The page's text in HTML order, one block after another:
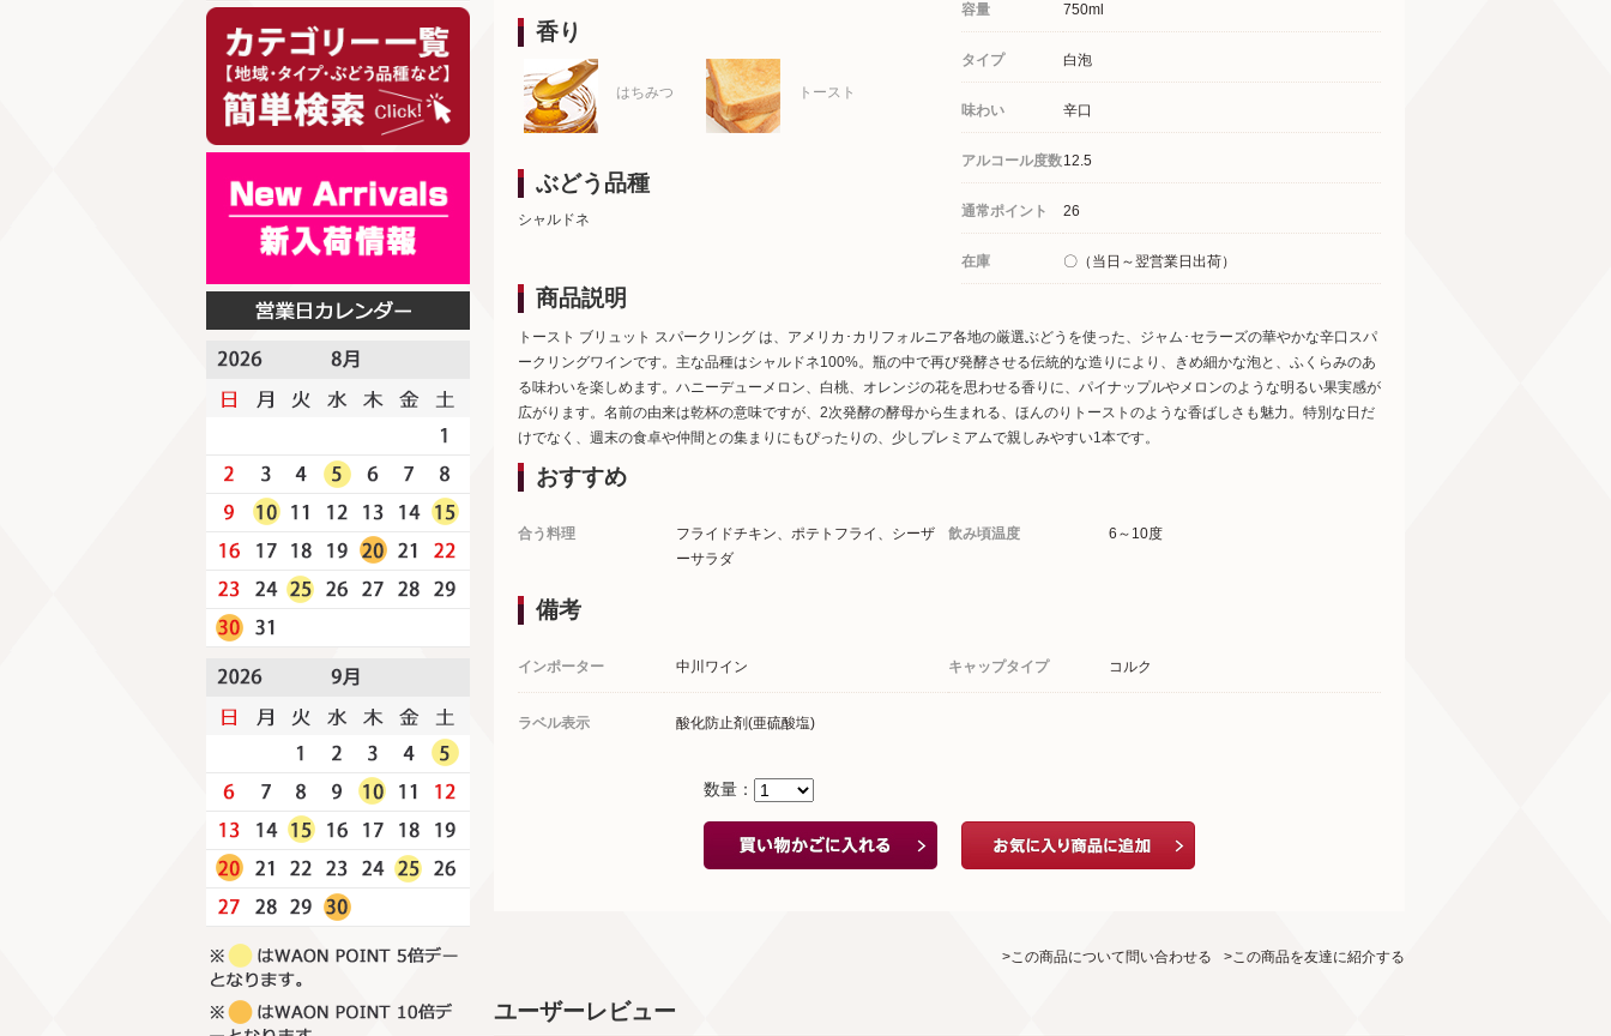
容量 750ml
タイプ 白泡
味わい 辛口
アルコール度数12.5
通常ポイント 26
在庫 〇（当日～翌営業日出荷）
香り
はちみつ トースト
ぶどう品種
シャルドネ
商品説明
トースト ブリュット スパークリング は、アメリカ･カリフォルニア各地の厳選ぶどうを使った、ジャム･セラーズの華やかな辛口スパ
ークリングワインです。主な品種はシャルドネ100%。瓶の中で再び発酵させる伝統的な造りにより、きめ細かな泡と、ふくらみのあ
る味わいを楽しめます。ハニーデューメロン、白桃、オレンジの花を思わせる香りに、パイナップルやメロンのような明るい果実感が
広がります。名前の由来は乾杯の意味ですが、2次発酵の酵母から生まれる、ほんのりトーストのような香ばしさも魅力。特別な日だ
けでなく、週末の食卓や仲間との集まりにもぴったりの、少しプレミアムで親しみやすい1本です。
おすすめ
合う料理
フライドチキン、ポテトフライ、シーザ
ーサラダ
飲み頃温度 6～10度
備考
インポーター 中川ワイン キャップタイプ コルク
ラベル表示 酸化防止剤(亜硫酸塩)
数量：
>この商品について問い合わせる >この商品を友達に紹介する
ユーザーレビュー